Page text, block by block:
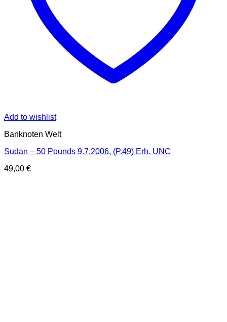
Add to wishlist
Banknoten Welt
Sudan – 50 Pounds 9.7.2006, (P.49) Erh. UNC
49,00 €